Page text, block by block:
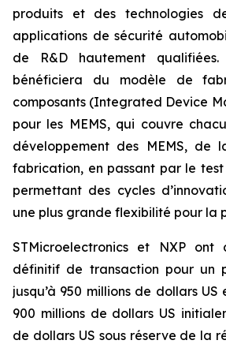
produits et des technologies
applications de sécurité
de R&D hautement qualifiées.
bénéficiera du modèle de
composants (Integrated Device
pour les MEMS, qui couvre
développement des MEMS, de
fabrication, en passant par le test
permettant des cycles
une plus grande flexibilité pour la
STMicroelectronics et NXP ont
définitif de transaction pour un
jusqu’à 950 millions de dollars
900 millions de dollars US
de dollars US sous réserve de la